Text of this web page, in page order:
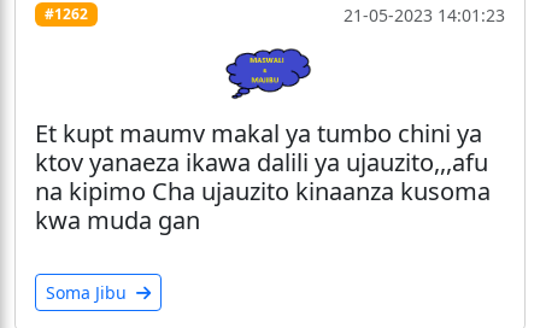
#1262 21-05-2023 14:01:23
Et kupt maumv makal ya tumbo chini ya
ktov yanaeza ikawa dalili ya ujauzito,,,afu
na kipimo Cha ujauzito kinaanza kusoma
kwa muda gan
Soma Jibu